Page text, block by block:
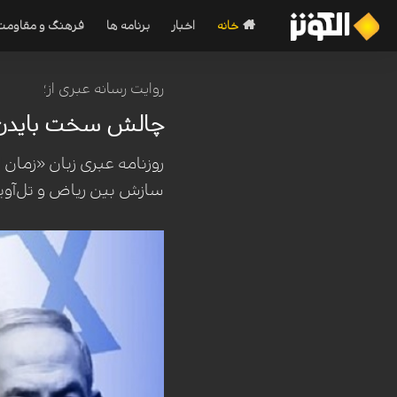
خانه اخبار برنامه ها فرهنگ و
روایت رسانه عبری از؛
چالش سخت بایدن
روزنامه عبری زبان
سازش بین ریاض و